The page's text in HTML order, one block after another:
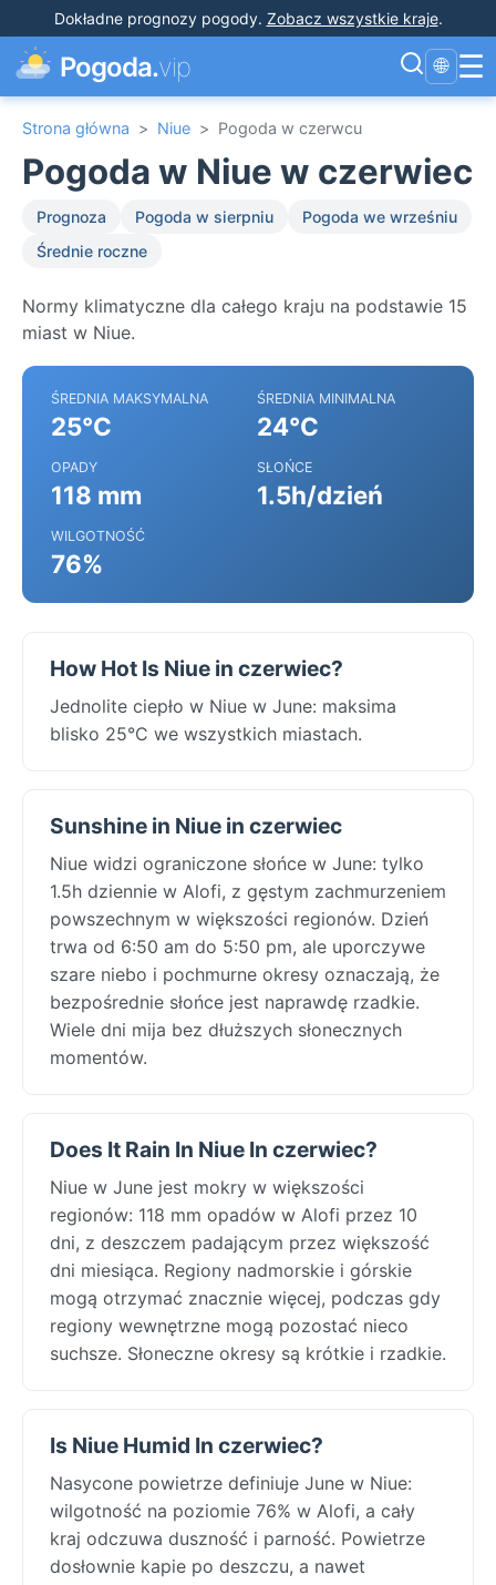
Dokładne prognozy pogody. Zobacz wszystkie kraje.
Pogoda.vip 🌐 ☰
Strona główna > Niue > Pogoda w czerwcu
Pogoda w Niue w czerwiec
Prognoza Pogoda w sierpniu
Pogoda we wrześniu
Średnie roczne
Normy klimatyczne dla całego kraju na podstawie 15
miast w Niue.
ŚREDNIA MAKSYMALNA
25°C
ŚREDNIA MINIMALNA
24°C
OPADY
118 mm
SŁOŃCE
1.5h/dzień
WILGOTNOŚĆ
76%
How Hot Is Niue in czerwiec?
Jednolite ciepło w Niue w June: maksima
blisko 25°C we wszystkich miastach.
Sunshine in Niue in czerwiec
Niue widzi ograniczone słońce w June: tylko
1.5h dziennie w Alofi, z gęstym zachmurzeniem
powszechnym w większości regionów. Dzień
trwa od 6:50 am do 5:50 pm, ale uporczywe
szare niebo i pochmurne okresy oznaczają, że
bezpośrednie słońce jest naprawdę rzadkie.
Wiele dni mija bez dłuższych słonecznych
momentów.
Does It Rain In Niue In czerwiec?
Niue w June jest mokry w większości
regionów: 118 mm opadów w Alofi przez 10
dni, z deszczem padającym przez większość
dni miesiąca. Regiony nadmorskie i górskie
mogą otrzymać znacznie więcej, podczas gdy
regiony wewnętrzne mogą pozostać nieco
suchsze. Słoneczne okresy są krótkie i rzadkie.
Is Niue Humid In czerwiec?
Nasycone powietrze definiuje June w Niue:
wilgotność na poziomie 76% w Alofi, a cały
kraj odczuwa duszność i parność. Powietrze
dosłownie kapie po deszczu, a nawet